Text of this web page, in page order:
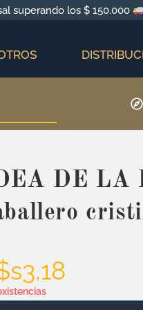
superando los $ 150.000
DE LA
3,18